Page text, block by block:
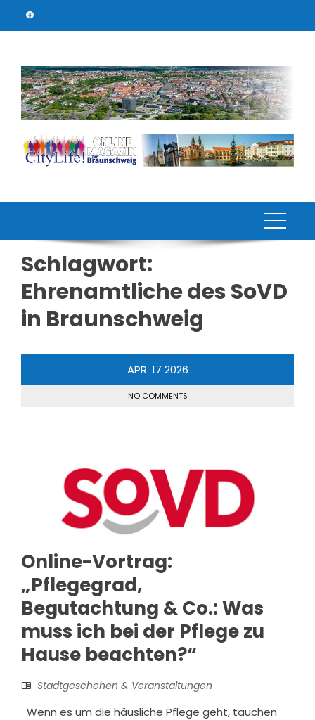
Schlagwort:
Ehrenamtliche des SoVD
in Braunschweig
APR. 17 2026
NO COMMENTS
Online-Vortrag:
„Pflegegrad,
Begutachtung & Co.: Was
muss ich bei der Pflege zu
Hause beachten?“
Stadtgeschehen & Veranstaltungen
Wenn es um die häusliche Pflege geht, tauchen